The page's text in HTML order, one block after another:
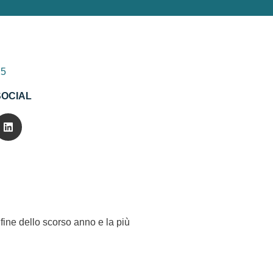
dello scorso anno e la più